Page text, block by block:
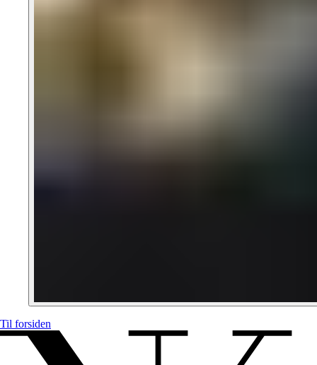
Til forsiden